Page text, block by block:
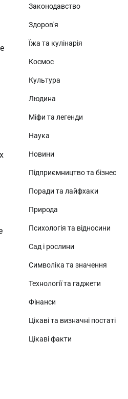
Законодавство
Здоров'я
Їжа та кулінарія
Космос
Культура
Людина
Міфи та легенди
Наука
Новини
Підприємництво та бізнес
Поради та лайфхаки
Природа
Психологія та відносини
Сад і рослини
Символіка та значення
Технології та гаджети
Фінанси
Цікаві та визначні постаті
Цікаві факти